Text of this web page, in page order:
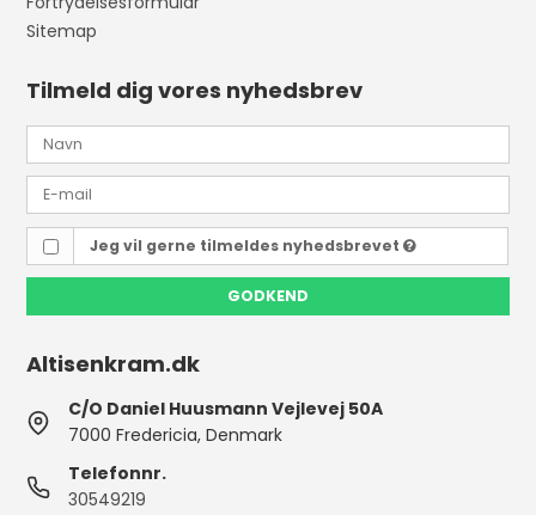
Sitemap
Tilmeld dig vores nyhedsbrev
Jeg vil gerne tilmeldes nyhedsbrevet
GODKEND
Altisenkram.dk
C/O Daniel Huusmann Vejlevej 50A
7000 Fredericia, Denmark
Telefonnr.
30549219